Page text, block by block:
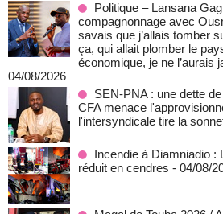
Politique – Lansana
compagnonnage avec
savais que j’allais tomber
ça, qui allait plomber le
économique, je ne l’aurais
04/08/2026
SEN-PNA : une dette
CFA menace
l'intersyndicale tire la
Incendie à Diamniadio :
réduit en cendres - 04/08/